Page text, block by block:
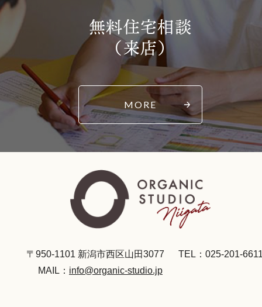
無料住宅相談
（来店）
MORE
〒950-1101 新潟市西区山田3077
TEL：025-201-
MAIL： info@organic-studio.jp